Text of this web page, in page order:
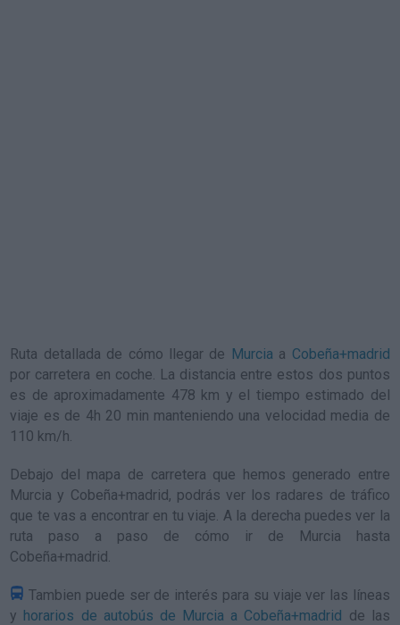
Ruta detallada de cómo llegar de Murcia a Cobeña+madrid
por carretera en coche. La distancia entre estos dos puntos
es de aproximadamente 478 km y el tiempo estimado del
viaje es de 4h 20 min manteniendo una velocidad media de
110 km/h.
Debajo del mapa de carretera que hemos generado entre
Murcia y Cobeña+madrid, podrás ver los radares de tráfico
que te vas a encontrar en tu viaje. A la derecha puedes ver la
ruta paso a paso de cómo ir de Murcia hasta
Cobeña+madrid.
Tambien puede ser de interés para su viaje ver las líneas
y horarios de autobús de Murcia a Cobeña+madrid de las